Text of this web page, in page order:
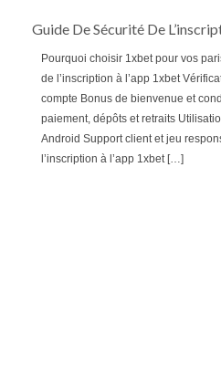
Guide De Sécurité De
Pourquoi choisir 1xbet pour vos
de l’inscription à l’app 1xbet
compte Bonus de bienvenue et
paiement, dépôts et retraits
Android Support client et jeu
l’inscription à l’app 1xbet […]